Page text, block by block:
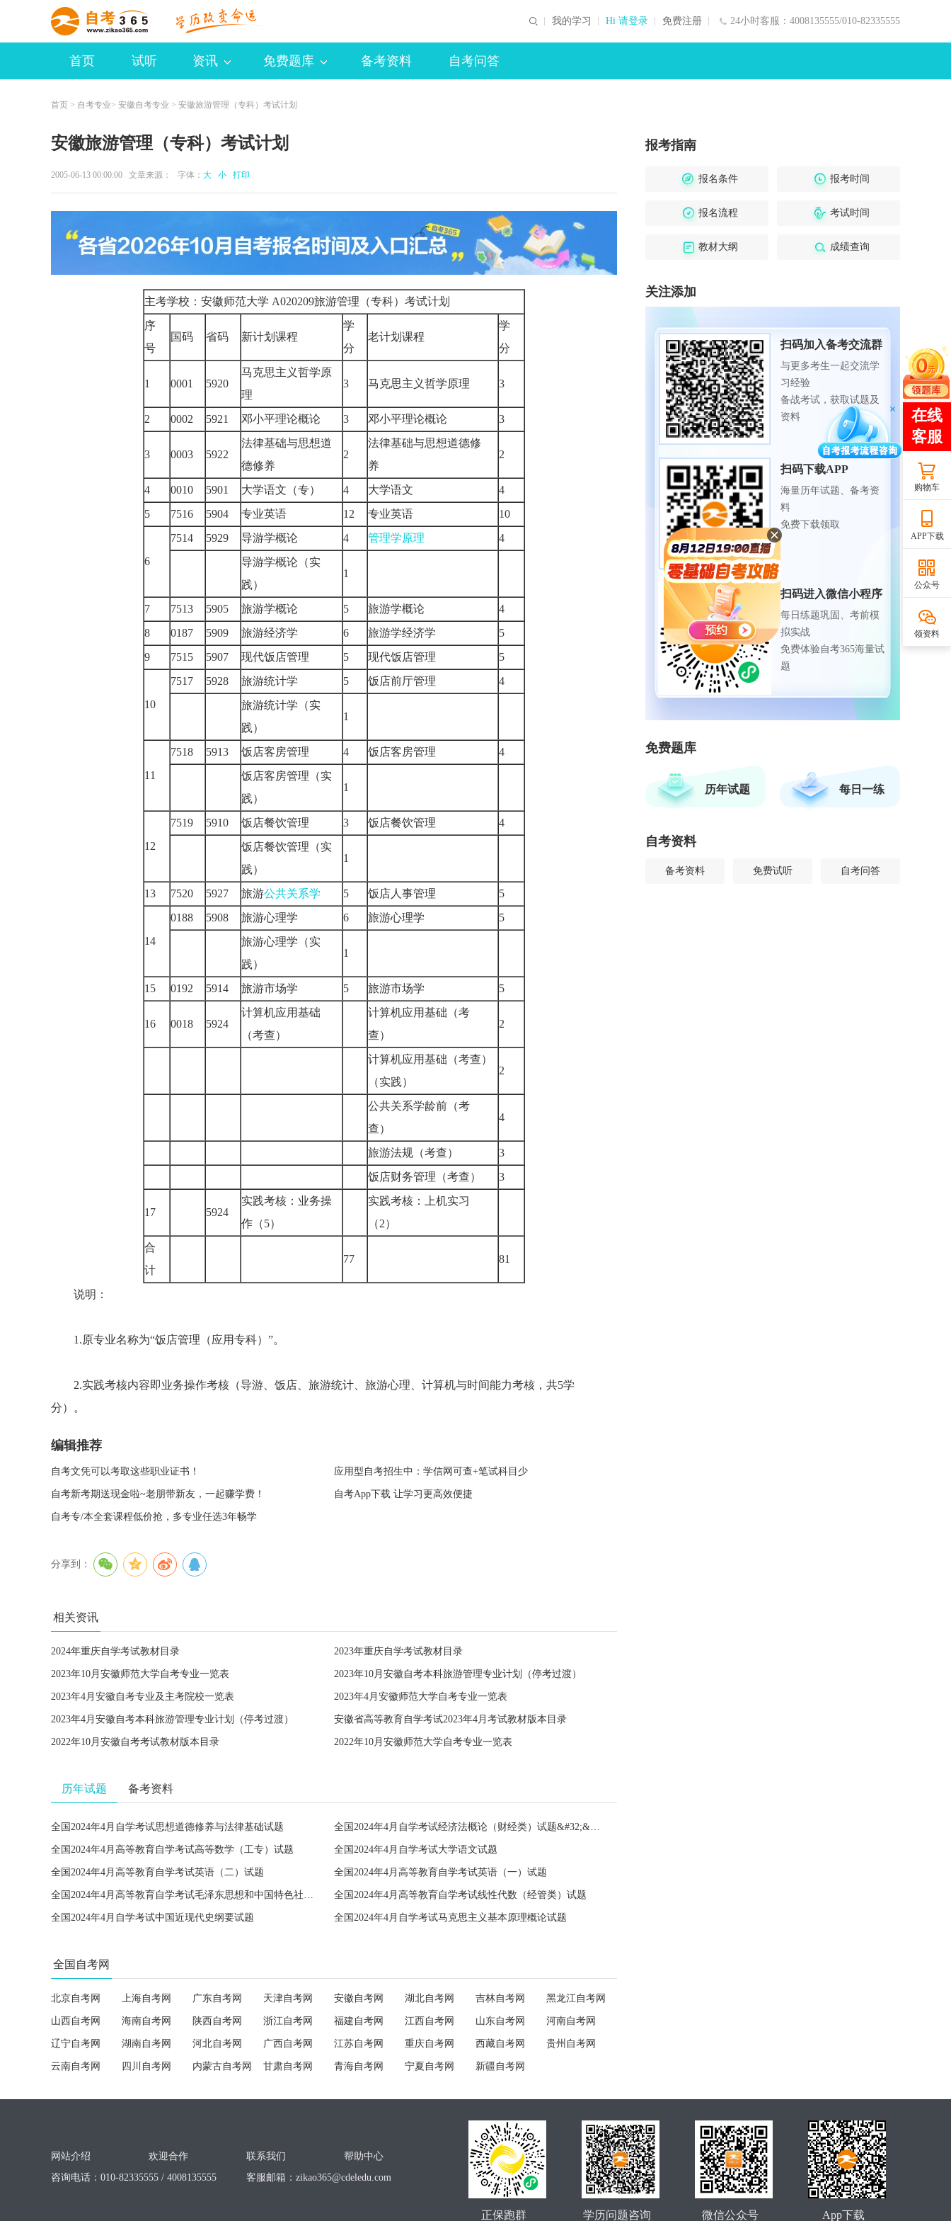
24小时客服：4008135555/010-82335555
我的学习 Hi 请登录 免费注册
首页 试听 资讯 免费题库 备考资料 自考问答
首页 > 自考专业> 安徽自考专业 > 安徽旅游管理（专科）考试计划
安徽旅游管理（专科）考试计划
2005-06-13 00:00:00 文章来源： 字体： 大 小 打印
主考学校：安徽师范大学 A020209旅游管理（专科）考试计划
序
号
国码 省码 新计划课程
学
分
老计划课程
学
分
1 0001 5920
马克思主义哲学原
理
3 马克思主义哲学原理 3
2 0002 5921 邓小平理论概论 3 邓小平理论概论 3
3 0003 5922
法律基础与思想道
德修养
2
法律基础与思想道德修
养
2
4 0010 5901 大学语文（专） 4 大学语文
4
5
7516 5904 专业英语 12 专业英语 10
6
7514 5929 导游学概论 4 管理学原理
4
导游学概论（实
践）
1
7 7513 5905 旅游学概论 5 旅游学概论
4
8
0187 5909 旅游经济学 6 旅游学经济学
5
9
7515 5907 现代饭店管理 5 现代饭店管理 5
10
7517 5928 旅游统计学 5 饭店前厅管理
4
旅游统计学（实
践）
1
11
7518 5913 饭店客房管理 4 饭店客房管理
4
饭店客房管理（实
践）
1
12
7519 5910 饭店餐饮管理 3 饭店餐饮管理
4
饭店餐饮管理（实
践）
1
13 7520 5927 旅游公共关系学 5 饭店人事管理 5
14
0188 5908 旅游心理学 6 旅游心理学
5
旅游心理学（实
践）
1
15 0192 5914 旅游市场学 5 旅游市场学 5
16 0018 5924
计算机应用基础
（考查）
计算机应用基础（考
查）
2
计算机应用基础（考查）
（实践）
2
公共关系学龄前（考
查）
4
旅游法规（考查）
3
饭店财务管理（考查）
3
17 5924
实践考核：业务操
作（5）
实践考核：上机实习
（2）
合
计
77 81
说明：
1.原专业名称为“饭店管理（应用专科）”。
2.实践考核内容即业务操作考核（导游、饭店、旅游统计、旅游心理、计算机与时间能力考核，共5学
分）。
编辑推荐
自考文凭可以考取这些职业证书！ 应用型自考招生中：学信网可查+笔试科目少
自考新考期送现金啦~老朋带新友，一起赚学费！ 自考App下载 让学习更高效便捷
自考专/本全套课程低价抢，多专业任选3年畅学
分享到：
相关资讯
2024年重庆自学考试教材目录 2023年重庆自学考试教材目录
2023年10月安徽师范大学自考专业一览表 2023年10月安徽自考本科旅游管理专业计划（停考过渡）
2023年4月安徽自考专业及主考院校一览表 2023年4月安徽师范大学自考专业一览表
2023年4月安徽自考本科旅游管理专业计划（停考过渡） 安徽省高等教育自学考试2023年4月考试教材版本目录
2022年10月安徽自考考试教材版本目录 2022年10月安徽师范大学自考专业一览表
历年试题 备考资料
全国2024年4月自学考试思想道德修养与法律基础试题 全国2024年4月自学考试经济法概论（财经类）试题&#32;&#32;
全国2024年4月高等教育自学考试高等数学（工专）试题 全国2024年4月自学考试大学语文试题
全国2024年4月高等教育自学考试英语（二）试题 全国2024年4月高等教育自学考试英语（一）试题
全国2024年4月高等教育自学考试毛泽东思想和中国特色社会主义理论体系概论试题 全国2024年4月高等教育自学考试线性代数（经管类）试题
全国2024年4月自学考试中国近现代史纲要试题 全国2024年4月自学考试马克思主义基本原理概论试题
全国自考网
北京自考网 上海自考网 广东自考网 天津自考网 安徽自考网 湖北自考网 吉林自考网 黑龙江自考网
山西自考网 海南自考网 陕西自考网 浙江自考网 福建自考网 江西自考网 山东自考网 河南自考网
辽宁自考网 湖南自考网 河北自考网 广西自考网 江苏自考网 重庆自考网 西藏自考网 贵州自考网
云南自考网 四川自考网 内蒙古自考网 甘肃自考网 青海自考网 宁夏自考网 新疆自考网
报考指南
报名条件 报考时间
报名流程 考试时间
教材大纲 成绩查询
关注添加
扫码加入备考交流群
与更多考生一起交流学
习经验
备战考试，获取试题及
资料
扫码下载APP
海量历年试题、备考资
料
免费下载领取
扫码进入微信小程序
每日练题巩固、考前模
拟实战
免费体验自考365海量试
题
免费题库
历年试题 每日一练
自考资料
备考资料 免费试听 自考问答
购物车
APP下载
公众号
领资料
网站介绍 欢迎合作 联系我们
帮助中心
咨询电话：010-82335555 / 4008135555
客服邮箱： zikao365@cdeledu.com
App下载
微信公众号
学历问题咨询
正保跑群